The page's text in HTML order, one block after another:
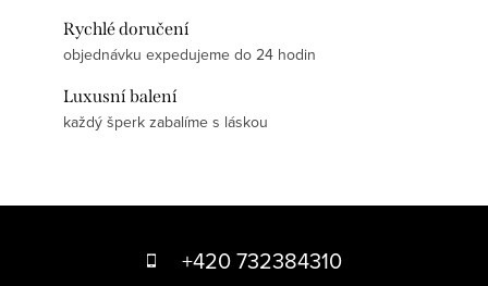
Rychlé doručení
objednávku expedujeme do 24 hodin
Luxusní balení
každý šperk zabalíme s láskou
+420 732384310